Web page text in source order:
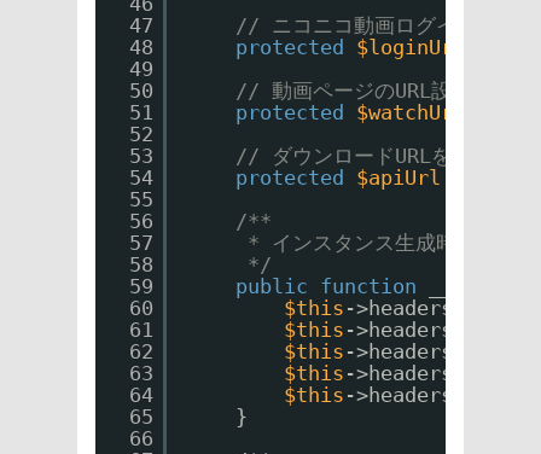
47
48
49
50
51
52
53
54
55
56
57
58
59
60
61
62
63
64
65
66
// ニコニコ動画ログインポスト
protected
$loginUrl
// 動画ページのURL設定
protected
$watchUrl
// ダウンロードURLを割り出す
protected
$apiUrl
/**
* インスタンス生成時、送信
*/
public function
$this ->headers[] =
$this ->headers[] =
$this ->headers[] =
$this ->headers[] =
$this ->headers[] =
}